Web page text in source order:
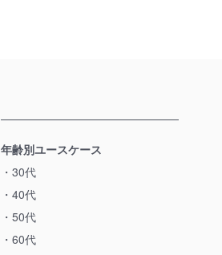
年齢別ユースケース
30代
40代
50代
60代